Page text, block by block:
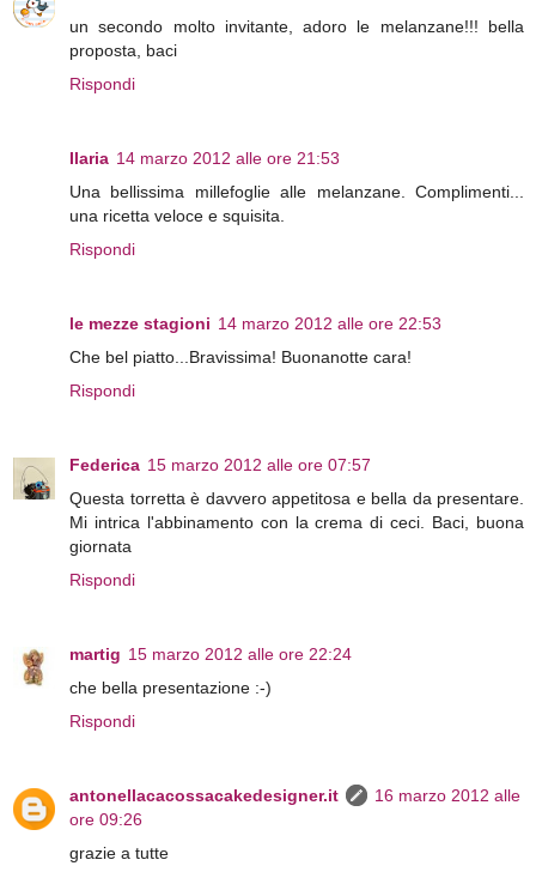
un secondo molto invitante, adoro le melanzane!!! bella
proposta, baci
Rispondi
Ilaria 14 marzo 2012 alle ore 21:53
Una bellissima millefoglie alle melanzane. Complimenti...
una ricetta veloce e squisita.
Rispondi
le mezze stagioni 14 marzo 2012 alle ore 22:53
Che bel piatto...Bravissima! Buonanotte cara!
Rispondi
Federica 15 marzo 2012 alle ore 07:57
Questa torretta è davvero appetitosa e bella da presentare.
Mi intrica l'abbinamento con la crema di ceci. Baci, buona
giornata
Rispondi
martig 15 marzo 2012 alle ore 22:24
che bella presentazione :-)
Rispondi
antonellacacossacakedesigner.it
16 marzo 2012 alle
ore 09:26
grazie a tutte